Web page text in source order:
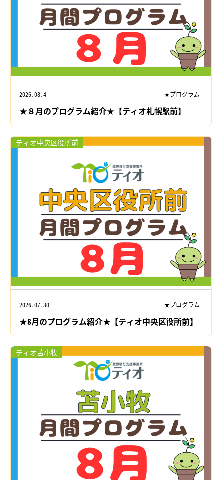
2026.08.4 ★プログラム
★８月のプログラム紹介★【ティオ札幌駅前】
ティオ中央区役所前
2026.07.30 ★プログラム
★8月のプログラム紹介★【ティオ中央区役所前】
ティオ苫小牧